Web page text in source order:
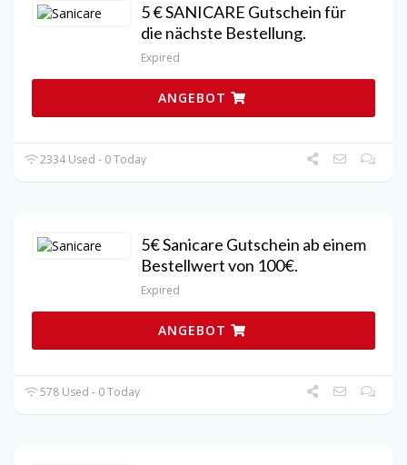
5 € SANICARE Gutschein für
die nächste Bestellung.
Expired
ANGEBOT
2334 Used - 0 Today
5€ Sanicare Gutschein ab einem
Bestellwert von 100€.
Expired
ANGEBOT
578 Used - 0 Today